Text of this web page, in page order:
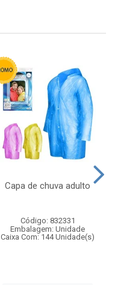
Capa de chuva adulto
Código: 832331
Embalagem: Unidade
Caixa Com: 144 Unidade(s)